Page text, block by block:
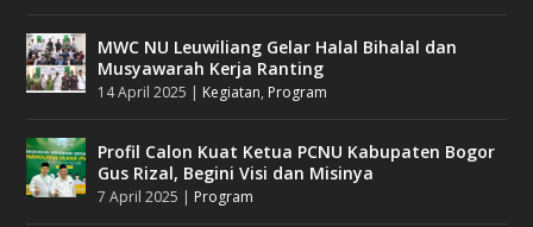
MWC NU Leuwiliang Gelar Halal Bihalal dan
Musyawarah Kerja Ranting
14 April 2025 | Kegiatan, Program
Profil Calon Kuat Ketua PCNU Kabupaten Bogor
Gus Rizal, Begini Visi dan Misinya
7 April 2025 | Program